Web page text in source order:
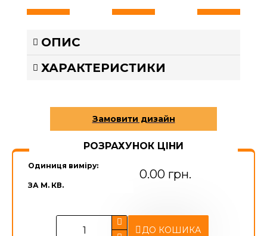
ОПИС
ХАРАКТЕРИСТИКИ
РОЗРАХУНОК ЦІНИ
Одиниця виміру:
ЗА М. КВ.
0.00 грн.
ДО КОШИКА